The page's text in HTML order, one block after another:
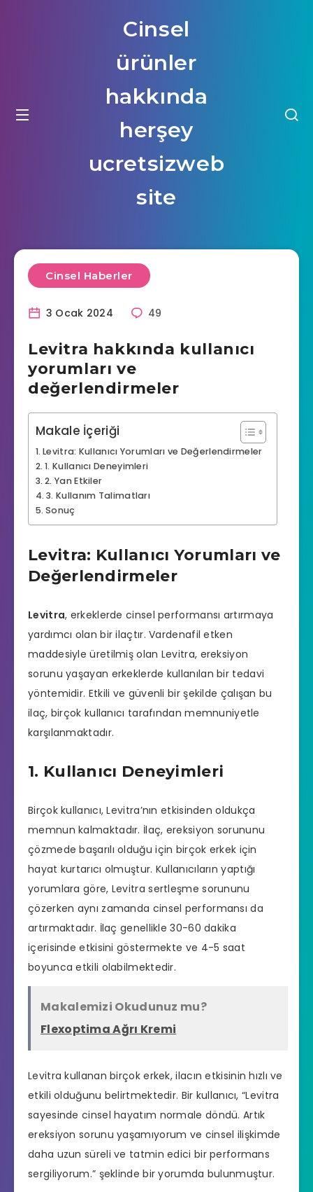
Cinsel
ürünler
hakkında
herşey
ucretsizweb
site
Cinsel Haberler
3 Ocak 2024 49
Levitra hakkında kullanıcı
yorumları ve
değerlendirmeler
Makale İçeriği
Levitra: Kullanıcı Yorumları ve Değerlendirmeler
1. Kullanıcı Deneyimleri
2. Yan Etkiler
3. Kullanım Talimatları
Sonuç
Levitra: Kullanıcı Yorumları ve
Değerlendirmeler
Levitra, erkeklerde cinsel performansı artırmaya
yardımcı olan bir ilaçtır. Vardenafil etken
maddesiyle üretilmiş olan Levitra, ereksiyon
sorunu yaşayan erkeklerde kullanılan bir tedavi
yöntemidir. Etkili ve güvenli bir şekilde çalışan bu
ilaç, birçok kullanıcı tarafından memnuniyetle
karşılanmaktadır.
1. Kullanıcı Deneyimleri
Birçok kullanıcı, Levitra’nın etkisinden oldukça
memnun kalmaktadır. İlaç, ereksiyon sorununu
çözmede başarılı olduğu için birçok erkek için
hayat kurtarıcı olmuştur. Kullanıcıların yaptığı
yorumlara göre, Levitra sertleşme sorununu
çözerken aynı zamanda cinsel performansı da
artırmaktadır. İlaç genellikle 30-60 dakika
içerisinde etkisini göstermekte ve 4-5 saat
boyunca etkili olabilmektedir.
Makalemizi Okudunuz mu?
Flexoptima Ağrı Kremi
Levitra kullanan birçok erkek, ilacın etkisinin hızlı ve
etkili olduğunu belirtmektedir. Bir kullanıcı, “Levitra
sayesinde cinsel hayatım normale döndü. Artık
ereksiyon sorunu yaşamıyorum ve cinsel ilişkimde
daha uzun süreli ve tatmin edici bir performans
sergiliyorum.” şeklinde bir yorumda bulunmuştur.